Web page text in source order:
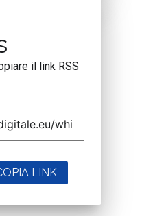
il link RSS
LINK